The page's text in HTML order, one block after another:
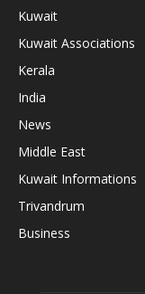
Kuwait
Kuwait Associations
Kerala
India
News
Middle East
Kuwait Informations
Trivandrum
Business